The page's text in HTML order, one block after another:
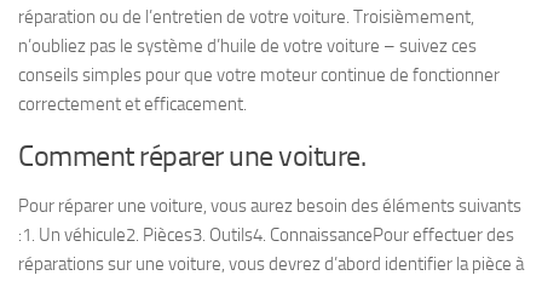
réparation ou de l’entretien de votre voiture. Troisièmement,
n’oubliez pas le système d’huile de votre voiture – suivez ces
conseils simples pour que votre moteur continue de fonctionner
correctement et efficacement.
Comment réparer une voiture.
Pour réparer une voiture, vous aurez besoin des éléments suivants
:1. Un véhicule2. Pièces3. Outils4. ConnaissancePour effectuer des
réparations sur une voiture, vous devrez d’abord identifier la pièce à